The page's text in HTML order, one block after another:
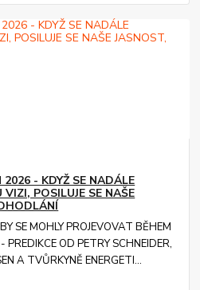
2026 - KDYŽ SE NADÁLE
POSILUJE SE NAŠE
SE MOHLY PROJEVOVAT BĚHEM
OD PETRY SCHNEIDER,
A TVŮRKYNĚ ENERGETI...